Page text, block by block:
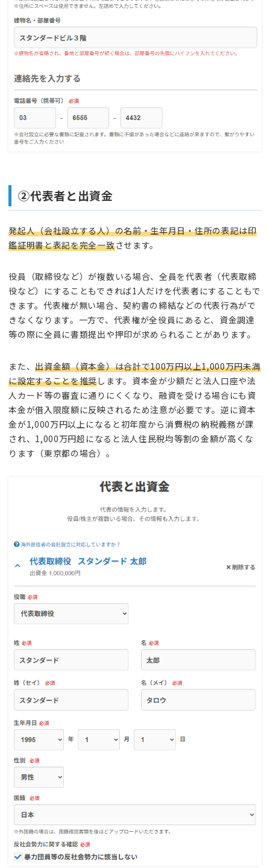
②代表者と出資金
発起人（会社設立する人）の名前・生年月日・住所の表記は印
鑑証明書と表記を完全一致させます。
役員（取締役など）が複数いる場合、全員を代表者（代表取締
役など）にすることもできれば1人だけを代表者にすることもで
きます。代表権が無い場合、契約書の締結などの代表行為がで
きなくなります。一方で、代表権が全役員にあると、資金調達
等の際に全員に書類提出や押印が求められることがあります。
また、出資金額（資本金）は合計で100万円以上1,000万円未満
に設定することを推奨します。資本金が少額だと法人口座や法
人カード等の審査に通りにくくなり、融資を受ける場合にも資
本金が借入限度額に反映されるため注意が必要です。逆に資本
金が1,000万円以上になると初年度から消費税の納税義務が課
され、1,000万円超になると法人住民税均等割の金額が高くな
ります（東京都の場合）。